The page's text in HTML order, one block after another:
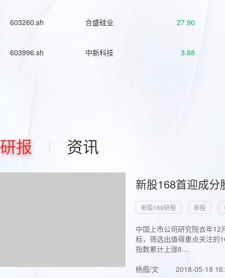
603260.sh 合盛硅业 27.90
603996.sh 中新科技 3.88
研报 资讯
新股168首迎成
新股168研报 新股
中国上市公司研究院去年
标，筛选出值得重点关注的
指数累计上涨8....
杨霞/文
2018-05-18